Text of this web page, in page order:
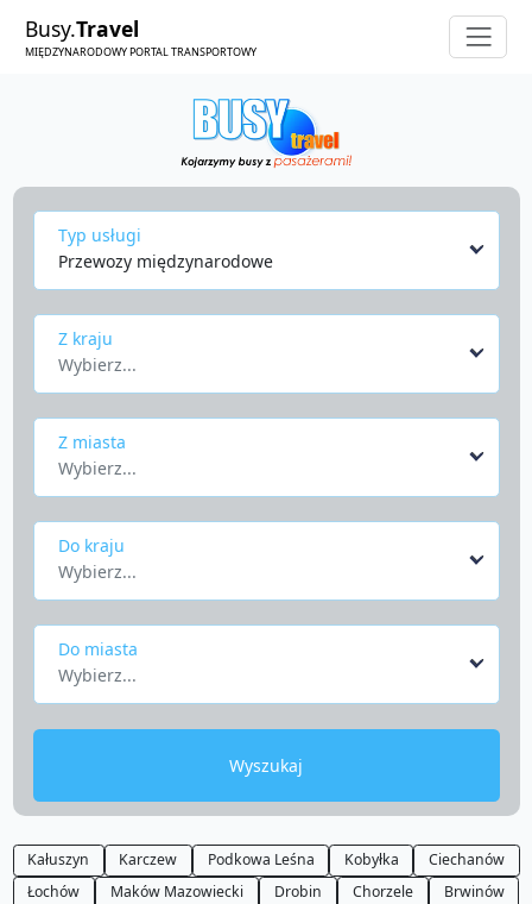
Busy.Travel
MIĘDZYNARODOWY PORTAL TRANSPORTOWY
Typ usługi
Przewozy międzynarodowe
Z kraju
Wybierz...
Z miasta
Wybierz...
Do kraju
Wybierz...
Do miasta
Wybierz...
Wyszukaj
Kałuszyn Karczew Podkowa Leśna Kobyłka
Ciechanów
Łochów
Maków Mazowiecki Drobin Chorzele Brwinów